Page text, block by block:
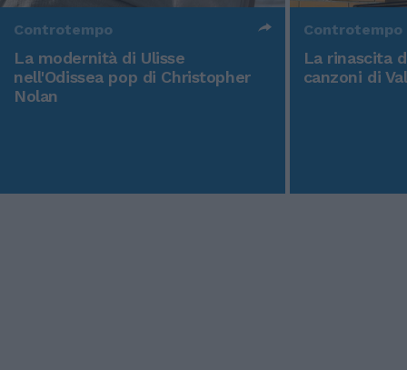
Controtempo
La modernità di Ulisse
nell'Odissea pop di Christopher
Nolan
Controtempo
La rinascita
canzoni di